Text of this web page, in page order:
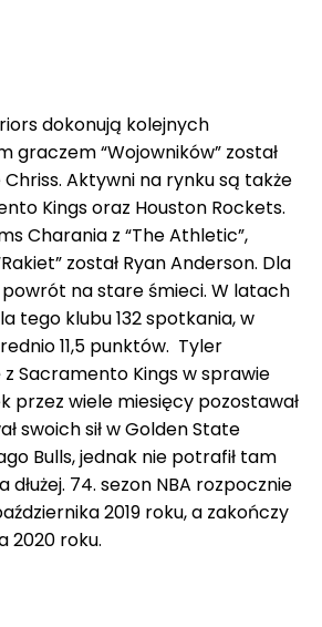
dokonują kolejnych
graczem “Wojowników” został
Aktywni na rynku są także
Kings oraz Houston Rockets.
Charania z “The Athletic”,
został Ryan Anderson. Dla
na stare śmieci. W latach
tego klubu 132 spotkania, w
11,5 punktów. Tyler
z Sacramento Kings w sprawie
przez wiele miesięcy pozostawał
swoich sił w Golden State
Bulls, jednak nie potrafił tam
dłużej. 74. sezon NBA rozpocznie
2019 roku, a zakończy
2020 roku.